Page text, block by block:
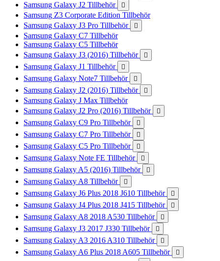
Samsung Galaxy J2 Tillbehör 
Samsung Z3 Corporate Edition Tillbehör
Samsung Galaxy J3 Pro Tillbehör

Samsung Galaxy C7 Tillbehör
Samsung Galaxy C5 Tillbehör
Samsung Galaxy J3 (2016) Tillbehör

Samsung Galaxy J1 Tillbehör 
Samsung Galaxy Note7 Tillbehör 
Samsung Galaxy J2 (2016) Tillbehör 
Samsung Galaxy J Max Tillbehör
Samsung Galaxy J2 Pro (2016) Tillbehör

Samsung Galaxy C9 Pro Tillbehör 
Samsung Galaxy C7 Pro Tillbehör 
Samsung Galaxy C5 Pro Tillbehör 
Samsung Galaxy Note FE Tillbehör 
Samsung Galaxy A5 (2016) Tillbehör 
Samsung Galaxy A8 Tillbehör 
Samsung Galaxy J6 Plus 2018 J610 Tillbehör 
Samsung Galaxy J4 Plus 2018 J415 Tillbehör 
Samsung Galaxy A8 2018 A530 Tillbehör 
Samsung Galaxy J3 2017 J330 Tillbehör 
Samsung Galaxy A3 2016 A310 Tillbehör 
Samsung Galaxy A6 Plus 2018 A605 Tillbehör 